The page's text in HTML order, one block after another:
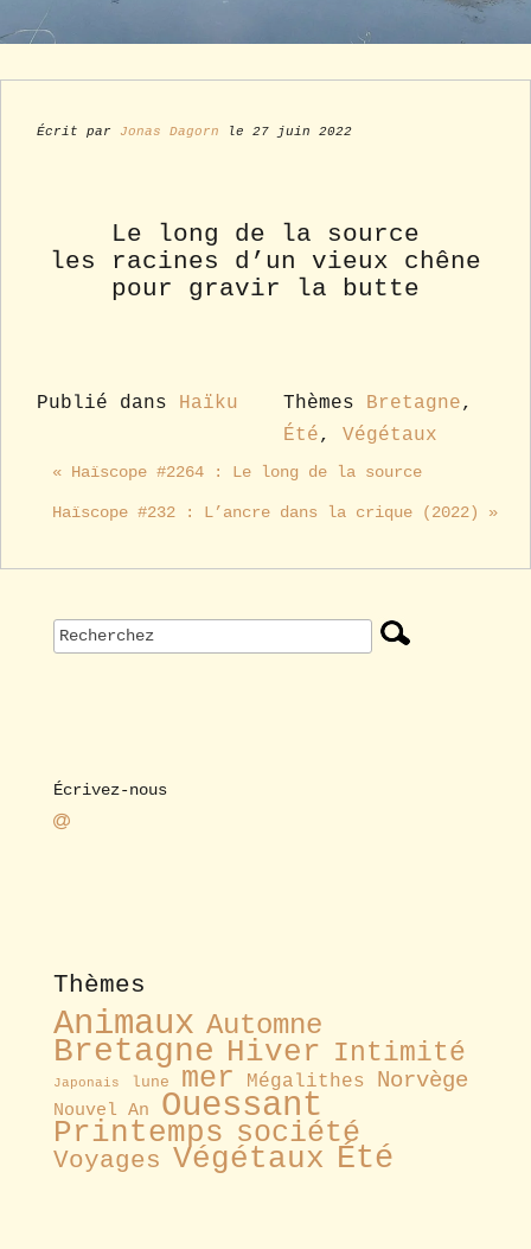
Écrit par Jonas Dagorn le 27 juin 2022
Le long de la source
les racines d’un vieux chêne
pour gravir la butte
Publié dans Haïku Thèmes Bretagne,
Été, Végétaux
« Haïscope #2264 : Le long de la source
Haïscope #232 : L’ancre dans la crique (2022) »
Écrivez-nous
Thèmes
Animaux Automne
Bretagne Hiver Intimité
Japonais lune mer Mégalithes Norvège
Nouvel An Ouessant
Printemps société
Voyages Végétaux Été